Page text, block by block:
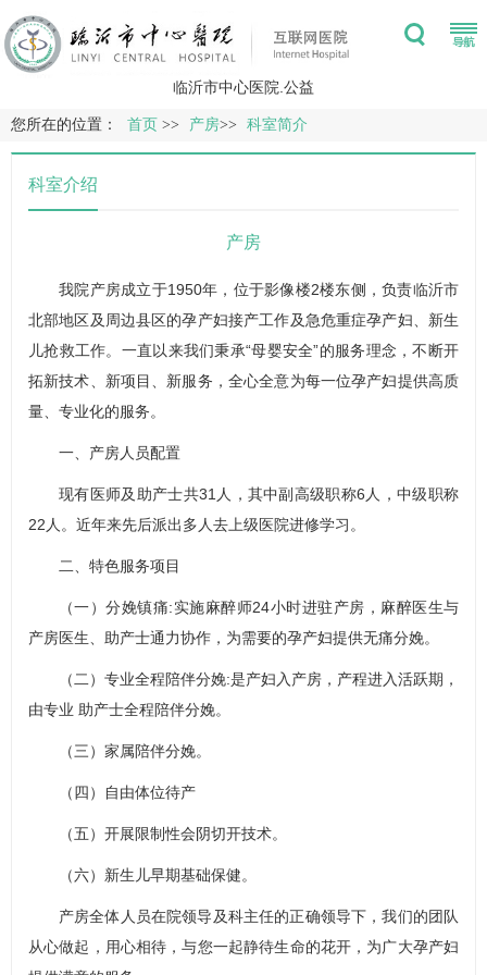
临沂市中心医院.公益
您所在的位置： 首页 >> 产房>> 科室简介
科室介绍
产房
我院产房成立于1950年，位于影像楼2楼东侧，负责临沂市
北部地区及周边县区的孕产妇接产工作及急危重症孕产妇、新生
儿抢救工作。一直以来我们秉承“母婴安全”的服务理念，不断开
拓新技术、新项目、新服务，全心全意为每一位孕产妇提供高质
量、专业化的服务。
一、产房人员配置
现有医师及助产士共31人，其中副高级职称6人，中级职称
22人。近年来先后派出多人去上级医院进修学习。
二、特色服务项目
（一）分娩镇痛:实施麻醉师24小时进驻产房，麻醉医生与
产房医生、助产士通力协作，为需要的孕产妇提供无痛分娩。
（二）专业全程陪伴分娩:是产妇入产房，产程进入活跃期，
由专业 助产士全程陪伴分娩。
（三）家属陪伴分娩。
（四）自由体位待产
（五）开展限制性会阴切开技术。
（六）新生儿早期基础保健。
产房全体人员在院领导及科主任的正确领导下，我们的团队
从心做起，用心相待，与您一起静待生命的花开，为广大孕产妇